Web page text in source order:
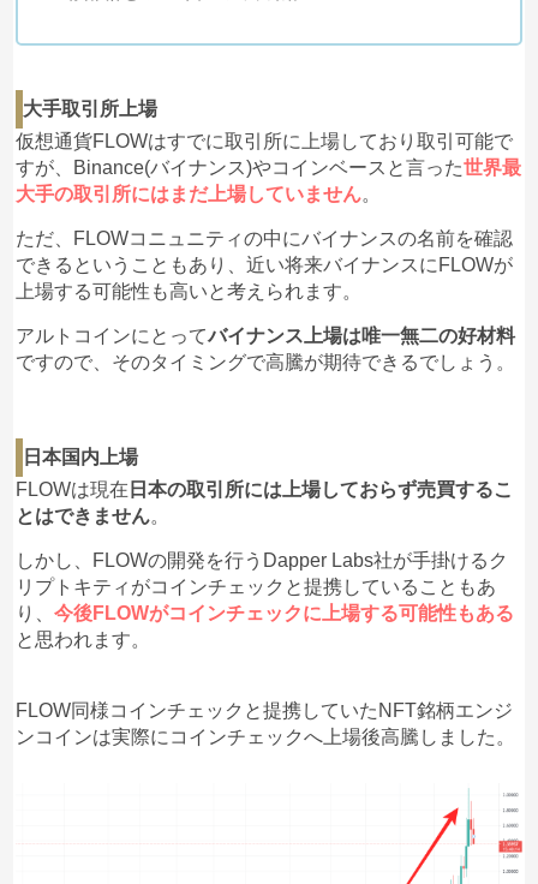
大手取引所上場
仮想通貨FLOWはすでに取引所に上場しており取引可能で
すが、Binance(バイナンス)やコインベースと言った世界最
大手の取引所にはまだ上場していません。
ただ、FLOWコニュニティの中にバイナンスの名前を確認
できるということもあり、近い将来バイナンスにFLOWが
上場する可能性も高いと考えられます。
アルトコインにとってバイナンス上場は唯一無二の好材料
ですので、そのタイミングで高騰が期待できるでしょう。
日本国内上場
FLOWは現在 日本の取引所には上場しておらず売買するこ
とはできません。
しかし、FLOWの開発を行うDapper Labs社が手掛けるク
リプトキティがコインチェックと提携していることもあ
り、今後FLOWがコインチェックに上場する可能性もある
と思われます。
FLOW同様コインチェックと提携していたNFT銘柄エンジ
ンコインは実際にコインチェックへ上場後高騰しました。